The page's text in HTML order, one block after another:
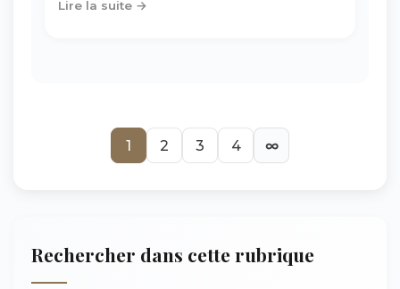
Lire la suite →
1 2 3 4 ∞
Rechercher dans cette rubrique